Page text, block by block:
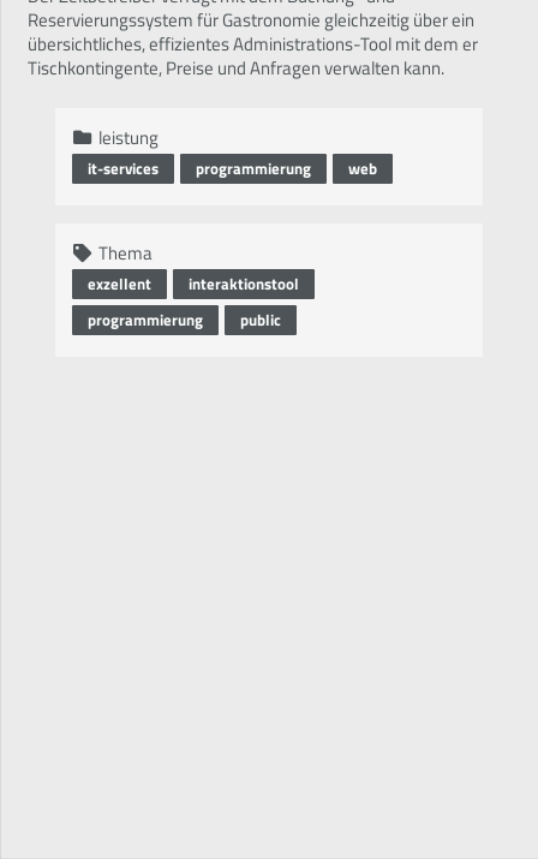
Reservierungssystem für Gastronomie gleichzeitig über ein
übersichtliches, effizientes Administrations-Tool mit dem er
Tischkontingente, Preise und Anfragen verwalten kann.
leistung
it-services programmierung web
Thema
exzellent
interaktionstool
programmierung
public